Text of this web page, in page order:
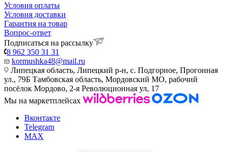
Условия оплаты
Условия доставки
Гарантия на товар
Вопрос-ответ
Подписаться на рассылку
8 962 350 31 31
kormushka48@mail.ru
Липецкая область, Липецкий р-н, с. Подгорное, Прогонная
ул., 79Б Тамбовская область, Мордовский МО, рабочий
посёлок Мордово, 2-я Революционная ул, 17
Мы на маркетплейсах
Вконтакте
Telegram
MAX